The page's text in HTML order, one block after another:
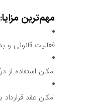
مهم‌ترین مزایا:
فعالیت قانونی و
امکان استفاده از
امکان عقد